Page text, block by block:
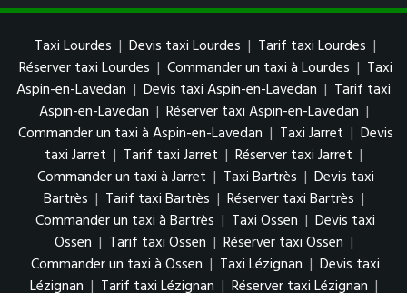
Taxi Lourdes | Devis taxi Lourdes | Tarif taxi Lourdes |
Réserver taxi Lourdes | Commander un taxi à Lourdes | Taxi
Aspin-en-Lavedan | Devis taxi Aspin-en-Lavedan | Tarif taxi
Aspin-en-Lavedan | Réserver taxi Aspin-en-Lavedan |
Commander un taxi à Aspin-en-Lavedan | Taxi Jarret | Devis
taxi Jarret | Tarif taxi Jarret | Réserver taxi Jarret |
Commander un taxi à Jarret | Taxi Bartrès | Devis taxi
Bartrès | Tarif taxi Bartrès | Réserver taxi Bartrès |
Commander un taxi à Bartrès | Taxi Ossen | Devis taxi
Ossen | Tarif taxi Ossen | Réserver taxi Ossen |
Commander un taxi à Ossen | Taxi Lézignan | Devis taxi
Lézignan | Tarif taxi Lézignan | Réserver taxi Lézignan |